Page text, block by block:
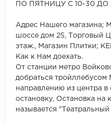
ПО ПЯТНИЦУ С 10-30 ДО
Адрес Нашего магазина;
шоссе дом 25, Торговый
этаж., Магазин Плитки;
Как к Нам доехать.
От станции метро
добраться
направлению из центра в
остановку, Остановка на
называется